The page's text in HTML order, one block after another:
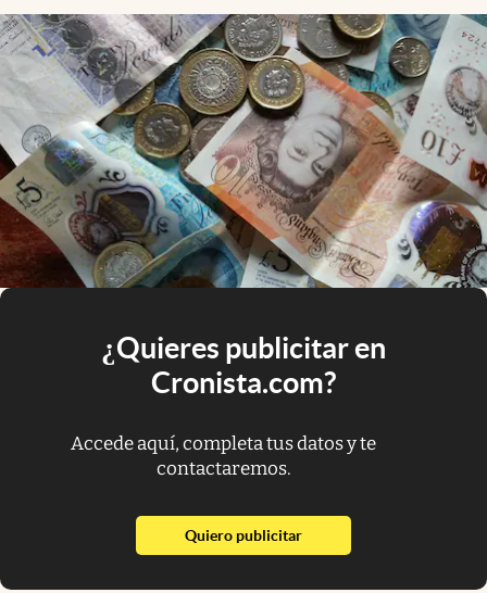
¿Quieres publicitar en
Cronista.com?
Accede aquí, completa tus datos y te
contactaremos.
Quiero publicitarabre en nueva pestaña